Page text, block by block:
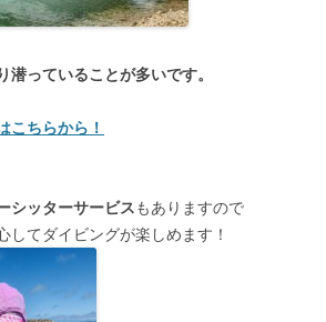
潜っていることが多いです。
こちらから！
シッターサービスもありますので
してダイビングが楽しめます！